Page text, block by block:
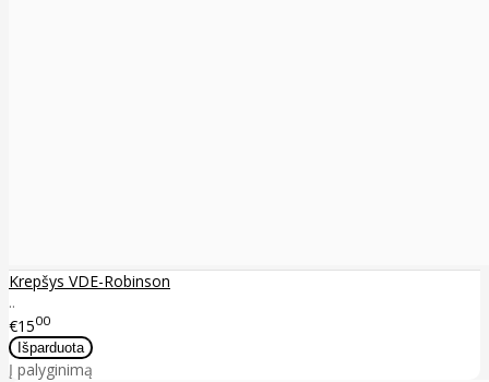
Krepšys VDE-Robinson
..
€1500
Į palyginimą